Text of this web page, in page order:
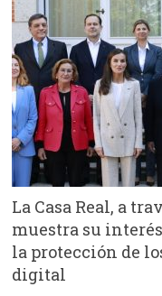
La Casa Real, a
muestra su
la protección de
digital